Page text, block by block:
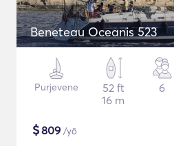
Beneteau Oceanis 523
Purjevene
52 ft
16 m
6
$809 /yö